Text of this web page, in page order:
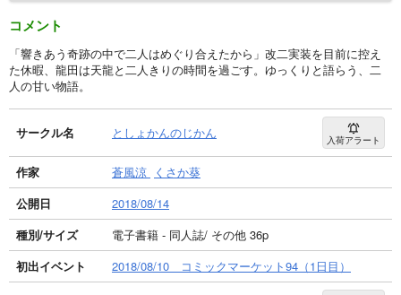
コメント
「響きあう奇跡の中で二人はめぐり合えたから」改二実装を目前に控え
た休暇、龍田は天龍と二人きりの時間を過ごす。ゆっくりと語らう、二
人の甘い物語。
サークル名 としょかんのじかん 入荷アラート
作家 蒼風涼 くさか葵
公開日
2018/08/14
種別/サイズ
電子書籍 - 同人誌/ その他 36p
初出イベント
2018/08/10 コミックマーケット94（1日目）